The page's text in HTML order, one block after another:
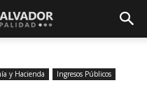
y Hacienda
Ingresos Públicos